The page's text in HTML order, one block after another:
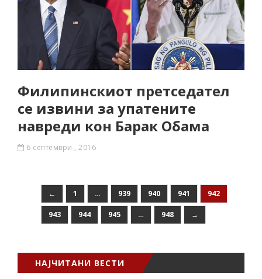
Филипинскиот претседател
се извини за упатените
навреди кон Барак Обама
6 септември , 2016
← 1 … 939 940 941 942
943 944 945 … 948 →
НАЈЧИТАНИ ВЕСТИ